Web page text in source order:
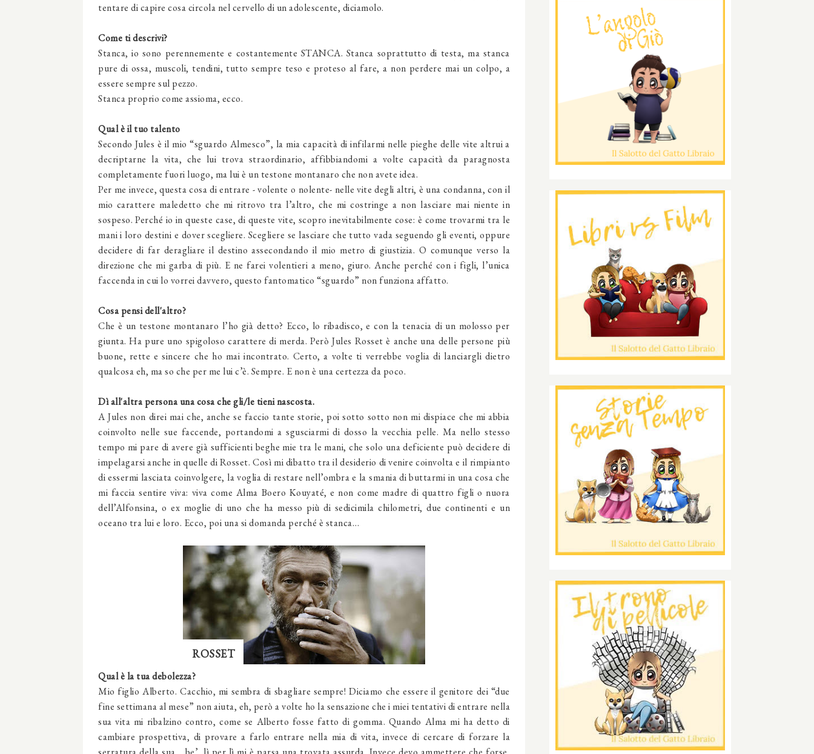
tentare di capire cosa circola nel cervello di un adolescente, diciamolo.
Come ti descrivi?
Stanca, io sono perennemente e costantemente STANCA. Stanca soprattutto di testa, ma stanca
pure di ossa, muscoli, tendini, tutto sempre teso e proteso al fare, a non perdere mai un colpo, a
essere sempre sul pezzo.
Stanca proprio come assioma, ecco.
Qual è il tuo talento
Secondo Jules è il mio “sguardo Almesco”, la mia capacità di infilarmi nelle pieghe delle vite altrui a
decriptarne la vita, che lui trova straordinario, affibbiandomi a volte capacità da paragnosta
completamente fuori luogo, ma lui è un testone montanaro che non avete idea.
Per me invece, questa cosa di entrare - volente o nolente- nelle vite degli altri, è una condanna, con il
mio carattere maledetto che mi ritrovo tra l’altro, che mi costringe a non lasciare mai niente in
sospeso. Perché io in queste case, di queste vite, scopro inevitabilmente cose: è come trovarmi tra le
mani i loro destini e dover scegliere. Scegliere se lasciare che tutto vada seguendo gli eventi, oppure
decidere di far deragliare il destino assecondando il mio metro di giustizia. O comunque verso la
direzione che mi garba di più. E ne farei volentieri a meno, giuro. Anche perché con i figli, l’unica
faccenda in cui lo vorrei davvero, questo fantomatico “sguardo” non funziona affatto.
Cosa pensi dell'altro?
Che è un testone montanaro l’ho già detto? Ecco, lo ribadisco, e con la tenacia di un molosso per
giunta. Ha pure uno spigoloso carattere di merda. Però Jules Rosset è anche una delle persone più
buone, rette e sincere che ho mai incontrato. Certo, a volte ti verrebbe voglia di lanciargli dietro
qualcosa eh, ma so che per me lui c’è. Sempre. E non è una certezza da poco.
Dì all'altra persona una cosa che gli/le tieni nascosta.
A Jules non direi mai che, anche se faccio tante storie, poi sotto sotto non mi dispiace che mi abbia
coinvolto nelle sue faccende, portandomi a sgusciarmi di dosso la vecchia pelle. Ma nello stesso
tempo mi pare di avere già sufficienti beghe mie tra le mani, che solo una deficiente può decidere di
impelagarsi anche in quelle di Rosset. Così mi dibatto tra il desiderio di venire coinvolta e il rimpianto
di essermi lasciata coinvolgere, la voglia di restare nell’ombra e la smania di buttarmi in una cosa che
mi faccia sentire viva: viva come Alma Boero Kouyaté, e non come madre di quattro figli o nuora
dell’Alfonsina, o ex moglie di uno che ha messo più di sedicimila chilometri, due continenti e un
oceano tra lui e loro. Ecco, poi una si domanda perché è stanca…
ROSSET
Qual è la tua debolezza?
Mio figlio Alberto. Cacchio, mi sembra di sbagliare sempre! Diciamo che essere il genitore dei “due
fine settimana al mese” non aiuta, eh, però a volte ho la sensazione che i miei tentativi di entrare nella
sua vita mi ribalzino contro, come se Alberto fosse fatto di gomma. Quando Alma mi ha detto di
cambiare prospettiva, di provare a farlo entrare nella mia di vita, invece di cercare di forzare la